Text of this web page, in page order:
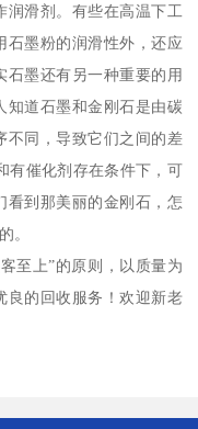
润滑剂。有些在高温下工
石墨粉的润滑性外，还应
石墨还有另一种重要的用
知道石墨和金刚石是由碳
不同，导致它们之间的差
有催化剂存在条件下，可
看到那美丽的金刚石，怎
。
至上”的原则，以质量为
良的回收服务！欢迎新老